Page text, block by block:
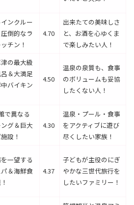
ンクルー
倒的なラ
チン！
4.70
出来たての美味しさ
と、お酒を心ゆくま
で楽しみたい人！
の最大級
＆大満足
バイキン
4.50
温泉の泉質も、食事
のボリュームも妥協
したくない人！
で異なる
グ＆巨大
設！
4.30
温泉・プール・食事
をアクティブに遊び
尽くしたい家族！
一望する
＆海鮮食
4.37
子どもが主役のにぎ
やかな三世代旅行を
したいファミリー！